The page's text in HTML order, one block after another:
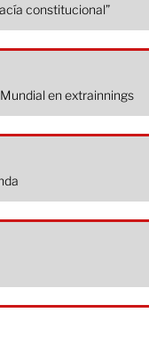
constitucional”
en extrainnings